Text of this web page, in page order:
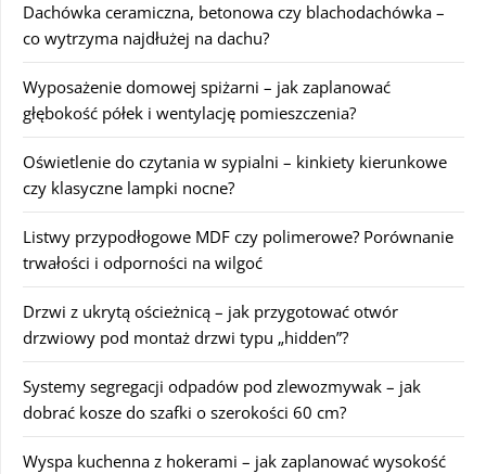
Dachówka ceramiczna, betonowa czy blachodachówka –
co wytrzyma najdłużej na dachu?
Wyposażenie domowej spiżarni – jak zaplanować
głębokość półek i wentylację pomieszczenia?
Oświetlenie do czytania w sypialni – kinkiety kierunkowe
czy klasyczne lampki nocne?
Listwy przypodłogowe MDF czy polimerowe? Porównanie
trwałości i odporności na wilgoć
Drzwi z ukrytą ościeżnicą – jak przygotować otwór
drzwiowy pod montaż drzwi typu „hidden”?
Systemy segregacji odpadów pod zlewozmywak – jak
dobrać kosze do szafki o szerokości 60 cm?
Wyspa kuchenna z hokerami – jak zaplanować wysokość